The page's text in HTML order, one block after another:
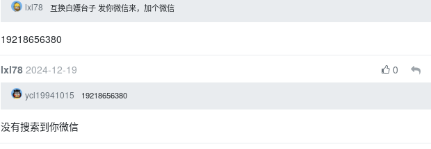
lxl78 互换白嫖台子 发你微信来，加个微信
19218656380
lxl78 2024-12-19 0
ycl19941015 19218656380
没有搜索到你微信